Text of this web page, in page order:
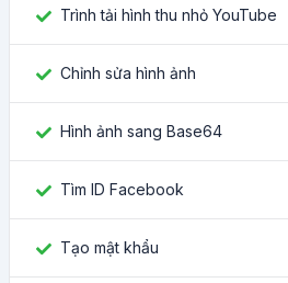
Trình tải hình thu nhỏ YouTube
Chỉnh sửa hình ảnh
Hình ảnh sang Base64
Tìm ID Facebook
Tạo mật khẩu